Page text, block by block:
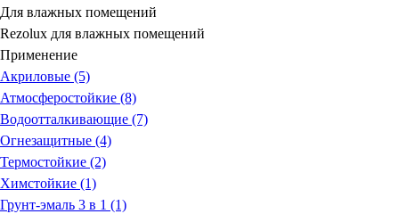
Для влажных помещений
Rezolux для влажных помещений
Применение
Акриловые (5)
Атмосферостойкие (8)
Водоотталкивающие (7)
Огнезащитные (4)
Термостойкие (2)
Химстойкие (1)
Грунт-эмаль 3 в 1 (1)